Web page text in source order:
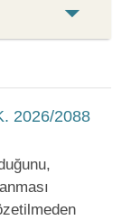
2026/2088